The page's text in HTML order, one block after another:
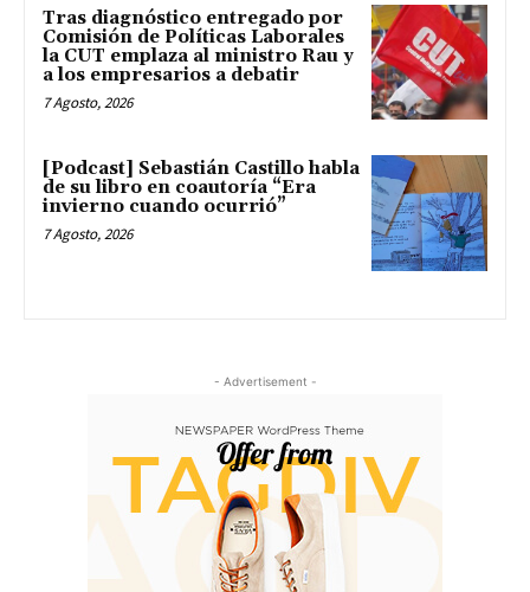
Tras diagnóstico entregado por
Comisión de Políticas Laborales
la CUT emplaza al ministro Rau y
a los empresarios a debatir
7 Agosto, 2026
[Podcast] Sebastián Castillo habla
de su libro en coautoría “Era
invierno cuando ocurrió”
7 Agosto, 2026
- Advertisement -